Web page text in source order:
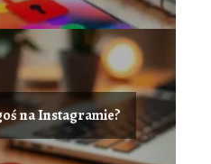
na Instagramie?